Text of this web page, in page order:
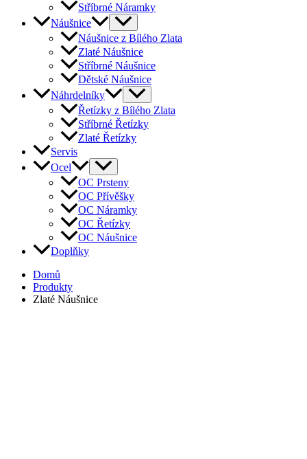
Stříbrné Náramky
Náušnice
Náušnice z Bílého Zlata
Zlaté Náušnice
Stříbrné Náušnice
Dětské Náušnice
Náhrdelníky
Řetízky z Bílého Zlata
Stříbrné Řetízky
Zlaté Řetízky
Servis
Ocel
OC Prsteny
OC Přívěšky
OC Náramky
OC Řetízky
OC Náušnice
Doplňky
Domů
Produkty
Zlaté Náušnice